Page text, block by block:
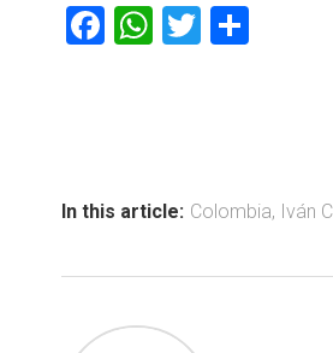
F
ok
W
p
T
tir
In this article: Colombia, Iván